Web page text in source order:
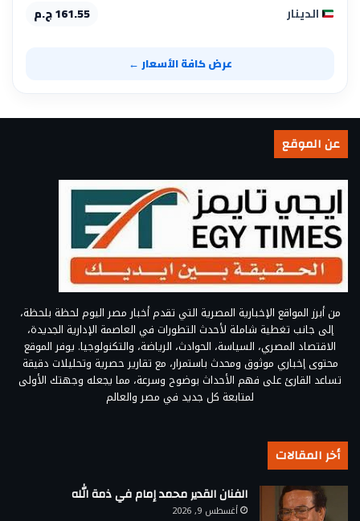
الدينار 161.55 ج.م
عرض كافة الأسعار ←
عن الموقع
من أبرز المواقع الإخبارية المصرية التي تقدم أخبار مصر اليوم لحظة بلحظة،
إلى جانب تغطية شاملة لأحدث التطورات في العاصمة الإدارية الجديدة،
الاقتصاد المصري، السياسة، الحوادث، الرياضة، والتكنولوجيا. يوفر الموقع
محتوى إخباري موثوق ومحدث باستمرار، مع تقارير حصرية وتحليلات دقيقة
تساعد القارئ على فهم الأحداث بوضوح وسرعة، مما يجعله وجهتك الأولى
لمتابعة كل جديد في مصر والعالم
أخر المقالات
الفنان القدير محمد إمام في ذمة الله
أغسطس 9, 2026